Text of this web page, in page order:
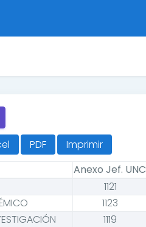
PDF Imprimir
Anexo Jef. UNC
1121
1123
1119